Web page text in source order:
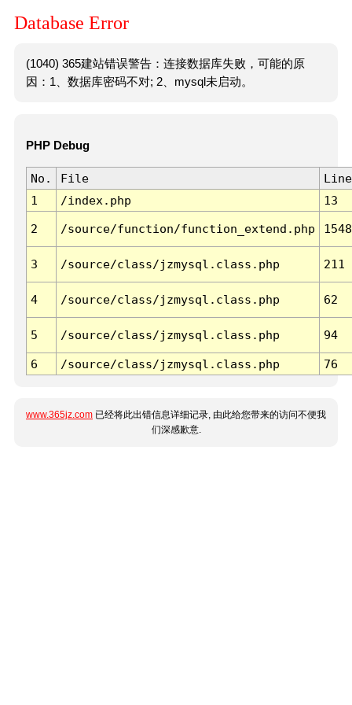
Database Error
(1040) 365建站错误警告：连接数据库失败，可能的原
因：1、数据库密码不对; 2、mysql未启动。
PHP Debug
No. File
Line
1
/index.php 13
2 /source/function/function_extend.php 1548
3 /source/class/jzmysql.class.php 211
4 /source/class/jzmysql.class.php 62
5 /source/class/jzmysql.class.php 94
6 /source/class/jzmysql.class.php 76
www.365jz.com 已经将此出错信息详细记录, 由此给您带来的访问不便我
们深感歉意.